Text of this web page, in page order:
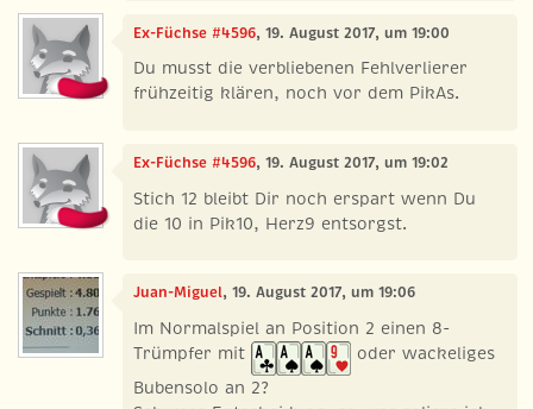
Ex-Füchse #4596, 19. August 2017, um 19:00
Du musst die verbliebenen Fehlverlierer
frühzeitig klären, noch vor dem PikAs.
Ex-Füchse #4596, 19. August 2017, um 19:02
Stich 12 bleibt Dir noch erspart wenn Du
die 10 in Pik10, Herz9 entsorgst.
Juan-Miguel, 19. August 2017, um 19:06
Im Normalspiel an Position 2 einen 8-
Trümpfer mit
oder wackeliges
Bubensolo an 2?